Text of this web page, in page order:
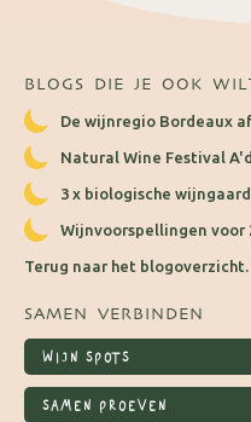
BLOGS DIE JE OOK
De wijnregio Bordeaux
Natural Wine Festival
3 x biologische
Wijnvoorspellingen voor
Terug naar het blogoverzicht.
SAMEN VERBINDEN
WIJN SPOTS
SAMEN PROEVEN